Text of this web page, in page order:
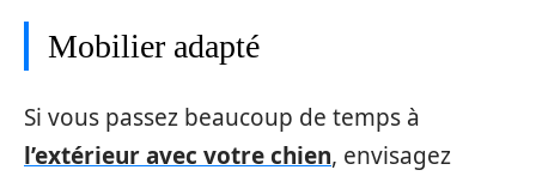
Mobilier adapté
Si vous passez beaucoup de temps à
l’extérieur avec votre chien, envisagez